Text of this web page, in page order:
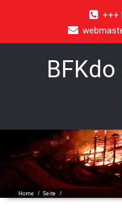
+++
Home / Seite /